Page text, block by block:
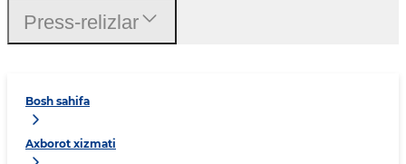
Bosh sahifa
Axborot xizmati
Press-relizlar